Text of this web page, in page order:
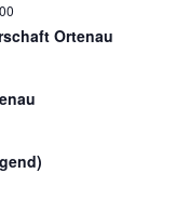
Ortenau